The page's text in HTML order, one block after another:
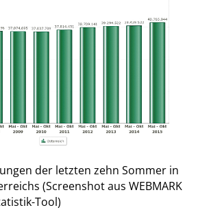
der letzten zehn Sommer in
(Screenshot aus WEBMARK
Tool)